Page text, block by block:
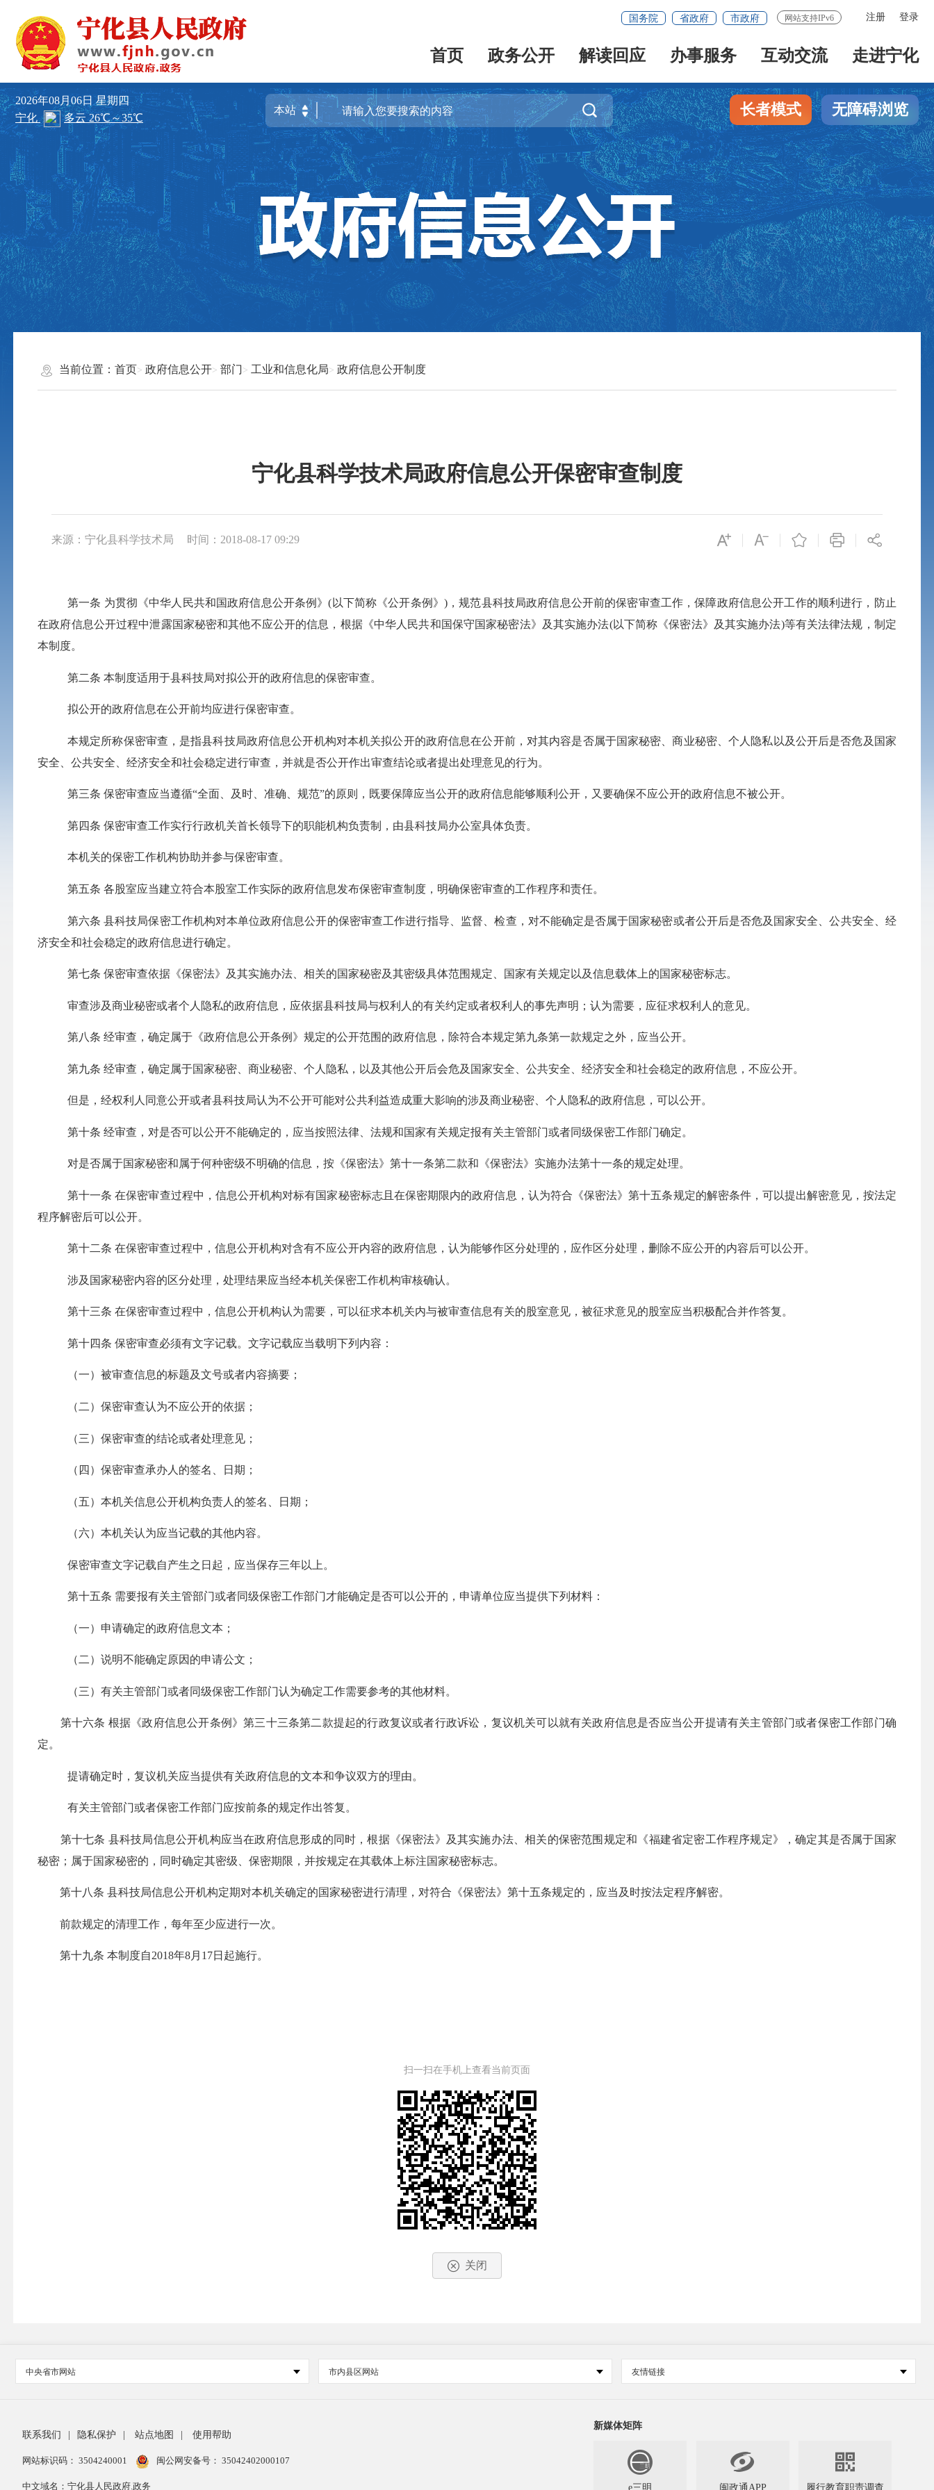
注册 登录
国务院 省政府 市政府 网站支持IPv6
首页 政务公开 解读回应 办事服务 互动交流 走进宁化
2026年08月06日星期四
 长者模式 无障碍浏览
当前位置： 首页 政府信息公开 部门 工业和信息化局 政府信息公开制度
宁化县科学技术局政府信息公开保密审查制度
来源：宁化县科学技术局 时间：2018-08-17 09:29
第一条 为贯彻《中华人民共和国政府信息公开条例》(以下简称《公开条例》)，规范县科技局政府信息公开前的保密审查工作，保障政府信息公开工作的顺利进行，防止
在政府信息公开过程中泄露国家秘密和其他不应公开的信息，根据《中华人民共和国保守国家秘密法》及其实施办法(以下简称《保密法》及其实施办法)等有关法律法规，制定
本制度。
第二条 本制度适用于县科技局对拟公开的政府信息的保密审查。
拟公开的政府信息在公开前均应进行保密审查。
本规定所称保密审查，是指县科技局政府信息公开机构对本机关拟公开的政府信息在公开前，对其内容是否属于国家秘密、商业秘密、个人隐私以及公开后是否危及国家
安全、公共安全、经济安全和社会稳定进行审查，并就是否公开作出审查结论或者提出处理意见的行为。
第三条 保密审查应当遵循“全面、及时、 准确、规范”的原则，既要保障应当公开的政府信息能够顺利公开，又要确保不应公开的政府信息不被公开。
第四条 保密审查工作实行行政机关首长领导下的职能机构负责制，由县科技局办公室具体负责。
本机关的保密工作机构协助并参与保密审查。
第五条 各股室应当建立符合本股室工作实际的政府信息发布保密审查制度，明确保密审查的工作程序和责任。
第六条 县科技局保密工作机构对本单位政府信息公开的保密审查工作进行指导、监督、检查，对不能确定是否属于国家秘密或者公开后是否危及国家安全、公共安全、经
济安全和社会稳定的政府信息进行确定。
第七条 保密审查依据《保密法》及其实施办法、相关的国家秘密及其密级具体范围规定、国家有关规定以及信息载体上的国家秘密标志。
审查涉及商业秘密或者个人隐私的政府信息，应依据县科技局与权利人的有关约定或者权利人的事先声明；认为需要，应征求权利人的意见。
第八条 经审查，确定属于《政府信息公开条例》规定的公开范围的政府信息，除符合本规定第九条第一款规定之外，应当公开。
第九条 经审查，确定属于国家秘密、商业秘密、个人隐私，以及其他公开后会危及国家安全、公共安全、经济安全和社会稳定的政府信息，不应公开。
但是，经权利人同意公开或者县科技局认为不公开可能对公共利益造成重大影响的涉及商业秘密、个人隐私的政府信息，可以公开。
第十条 经审查，对是否可以公开不能确定的，应当按照法律、法规和国家有关规定报有关主管部门或者同级保密工作部门确定。
对是否属于国家秘密和属于何种密级不明确的信息，按《保密法》第十一条第二款和《保密法》实施办法第十一条的规定处理。
第十一条 在保密审查过程中，信息公开机构对标有国家秘密标志且在保密期限内的政府信息，认为符合《保密法》第十五条规定的解密条件，可以提出解密意见，按法定
程序解密后可以公开。
第十二条 在保密审查过程中，信息公开机构对含有不应公开内容的政府信息，认为能够作区分处理的，应作区分处理，删除不应公开的内容后可以公开。
涉及国家秘密内容的区分处理，处理结果应当经本机关保密工作机构审核确认。
第十三条 在保密审查过程中，信息公开机构认为需要，可以征求本机关内与被审查信息有关的 股室意见，被征求意见的 股室应当积极配合并作答复。
第十四条 保密审查必须有文字记载。文字记载应当载明下列内容：
（一） 被审查信息的标题及文号或者内容摘要；
（二） 保密审查认为不应公开的依据；
（三） 保密审查的结论或者处理意见；
（四） 保密审查承办人的签名、日期；
（五） 本机关信息公开机构负责人的签名、日期；
（六） 本机关认为应当记载的其他内容。
保密审查文字记载自产生之日起，应当保存三年以上。
第十五条 需要报有关主管部门或者同级保密工作部门才能确定是否可以公开的，申请单位应当提供下列材料：
（一） 申请确定的政府信息文本；
（二） 说明不能确定原因的申请公文；
（三） 有关主管部门或者同级保密工作部门认为确定工作需要参考的其他材料。
第十六条 根据《政府信息公开条例》第三十三条第二款提起的行政复议或者行政诉讼，复议机关可以就有关政府信息是否应当公开提请有关主管部门或者保密工作部门确
定。
提请确定时，复议机关应当提供有关政府信息的文本和争议双方的理由。
有关主管部门或者保密工作部门应按前条的规定作出答复。
第十七条 县科技局信息公开机构应当在政府信息形成的同时，根据《保密法》及其实施办法、相关的保密范围规定和《福建省定密工作程序规定》，确定其是否属于国家
秘密；属于国家秘密的，同时确定其密级、保密期限，并按规定在其载体上标注国家秘密标志。
第十八条 县科技局信息公开机构定期对本机关确定的国家秘密进行清理，对符合《保密法》第十五条规定的，应当及时按法定程序解密。
前款规定的清理工作，每年至少应进行一次。
第十九条 本制度自2018年8月17日起施行。
扫一扫在手机上查看当前页面
关闭
中央省市网站 市内县区网站 友情链接
联系我们 | 隐私保护 | 站点地图 | 使用帮助
网站标识码： 3504240001 闽公网安备号： 35042402000107
中文域名：宁化县人民政府.政务
新媒体矩阵
e三明

闽政通APP

履行教育职责调查